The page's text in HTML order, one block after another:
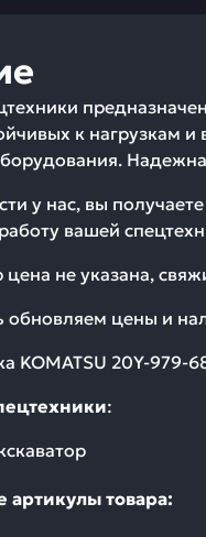
к нагрузкам
у нас, вы
вашей
не указана,
цены и
KOMATSU 20Y-979-
:
артикулы товара: